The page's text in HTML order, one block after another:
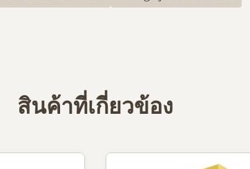
สินค้าที่เกี่ยวข้อง